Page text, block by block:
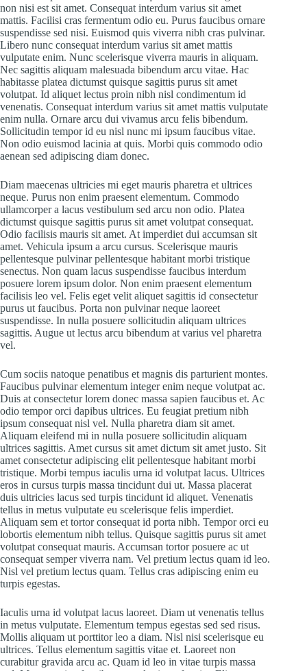
non nisi est sit amet. Consequat interdum varius sit amet
mattis. Facilisi cras fermentum odio eu. Purus faucibus ornare
suspendisse sed nisi. Euismod quis viverra nibh cras pulvinar.
Libero nunc consequat interdum varius sit amet mattis
vulputate enim. Nunc scelerisque viverra mauris in aliquam.
Nec sagittis aliquam malesuada bibendum arcu vitae. Hac
habitasse platea dictumst quisque sagittis purus sit amet
volutpat. Id aliquet lectus proin nibh nisl condimentum id
venenatis. Consequat interdum varius sit amet mattis vulputate
enim nulla. Ornare arcu dui vivamus arcu felis bibendum.
Sollicitudin tempor id eu nisl nunc mi ipsum faucibus vitae.
Non odio euismod lacinia at quis. Morbi quis commodo odio
aenean sed adipiscing diam donec.
Diam maecenas ultricies mi eget mauris pharetra et ultrices
neque. Purus non enim praesent elementum. Commodo
ullamcorper a lacus vestibulum sed arcu non odio. Platea
dictumst quisque sagittis purus sit amet volutpat consequat.
Odio facilisis mauris sit amet. At imperdiet dui accumsan sit
amet. Vehicula ipsum a arcu cursus. Scelerisque mauris
pellentesque pulvinar pellentesque habitant morbi tristique
senectus. Non quam lacus suspendisse faucibus interdum
posuere lorem ipsum dolor. Non enim praesent elementum
facilisis leo vel. Felis eget velit aliquet sagittis id consectetur
purus ut faucibus. Porta non pulvinar neque laoreet
suspendisse. In nulla posuere sollicitudin aliquam ultrices
sagittis. Augue ut lectus arcu bibendum at varius vel pharetra
vel.
Cum sociis natoque penatibus et magnis dis parturient montes.
Faucibus pulvinar elementum integer enim neque volutpat ac.
Duis at consectetur lorem donec massa sapien faucibus et. Ac
odio tempor orci dapibus ultrices. Eu feugiat pretium nibh
ipsum consequat nisl vel. Nulla pharetra diam sit amet.
Aliquam eleifend mi in nulla posuere sollicitudin aliquam
ultrices sagittis. Amet cursus sit amet dictum sit amet justo. Sit
amet consectetur adipiscing elit pellentesque habitant morbi
tristique. Morbi tempus iaculis urna id volutpat lacus. Ultrices
eros in cursus turpis massa tincidunt dui ut. Massa placerat
duis ultricies lacus sed turpis tincidunt id aliquet. Venenatis
tellus in metus vulputate eu scelerisque felis imperdiet.
Aliquam sem et tortor consequat id porta nibh. Tempor orci eu
lobortis elementum nibh tellus. Quisque sagittis purus sit amet
volutpat consequat mauris. Accumsan tortor posuere ac ut
consequat semper viverra nam. Vel pretium lectus quam id leo.
Nisl vel pretium lectus quam. Tellus cras adipiscing enim eu
turpis egestas.
Iaculis urna id volutpat lacus laoreet. Diam ut venenatis tellus
in metus vulputate. Elementum tempus egestas sed sed risus.
Mollis aliquam ut porttitor leo a diam. Nisl nisi scelerisque eu
ultrices. Tellus elementum sagittis vitae et. Laoreet non
curabitur gravida arcu ac. Quam id leo in vitae turpis massa